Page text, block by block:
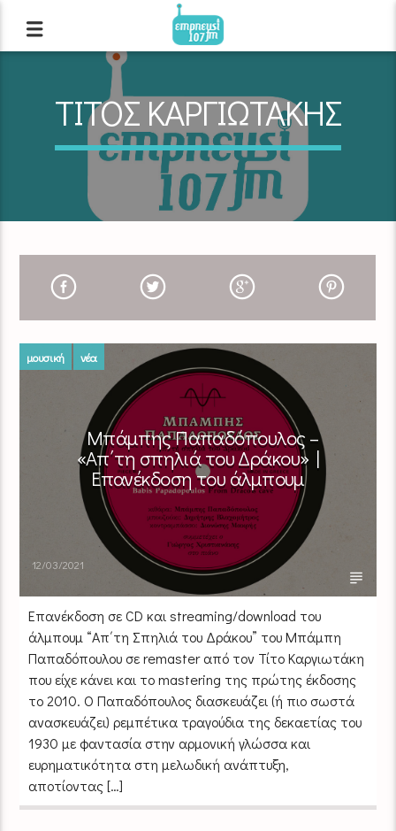
ΤΙΤΟΣ ΚΑΡΓΙΩΤΑΚΗΣ
μουσική νέα
Μπάμπης Παπαδόπουλος –
«Απ΄τη σπηλιά του Δράκου» |
Επανέκδοση του άλμπουμ
12/03/2021
Επανέκδοση σε CD και streaming/download του
άλμπουμ “Απ΄τη Σπηλιά του Δράκου” του Μπάμπη
Παπαδόπουλου σε remaster από τον Τίτο Καργιωτάκη
που είχε κάνει και το mastering της πρώτης έκδοσης
το 2010. Ο Παπαδόπουλος διασκευάζει (ή πιο σωστά
ανασκευάζει) ρεμπέτικα τραγούδια της δεκαετίας του
1930 με φαντασία στην αρμονική γλώσσα και
ευρηματικότητα στη μελωδική ανάπτυξη,
αποτίοντας […]